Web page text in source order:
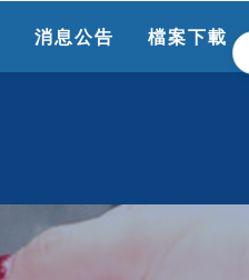
消息公告 檔案下載